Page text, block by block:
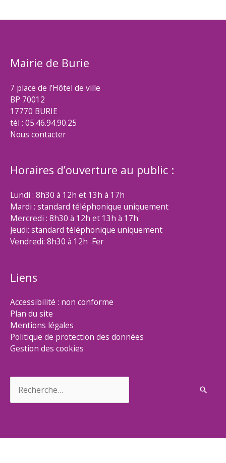
Mairie de Burie
7 place de l’Hôtel de ville
BP 70012
17770 BURIE
tél : 05.46.94.90.25
Nous contacter
Horaires d’ouverture au public :
Lundi : 8h30 à 12h et 13h à 17h
Mardi : standard téléphonique uniquement
Mercredi : 8h30 à 12h et 13h à 17h
Jeudi: standard téléphonique uniquement
Vendredi: 8h30 à 12h Fer
Liens
Accessibilité : non conforme
Plan du site
Mentions légales
Politique de protection des données
Gestion des cookies